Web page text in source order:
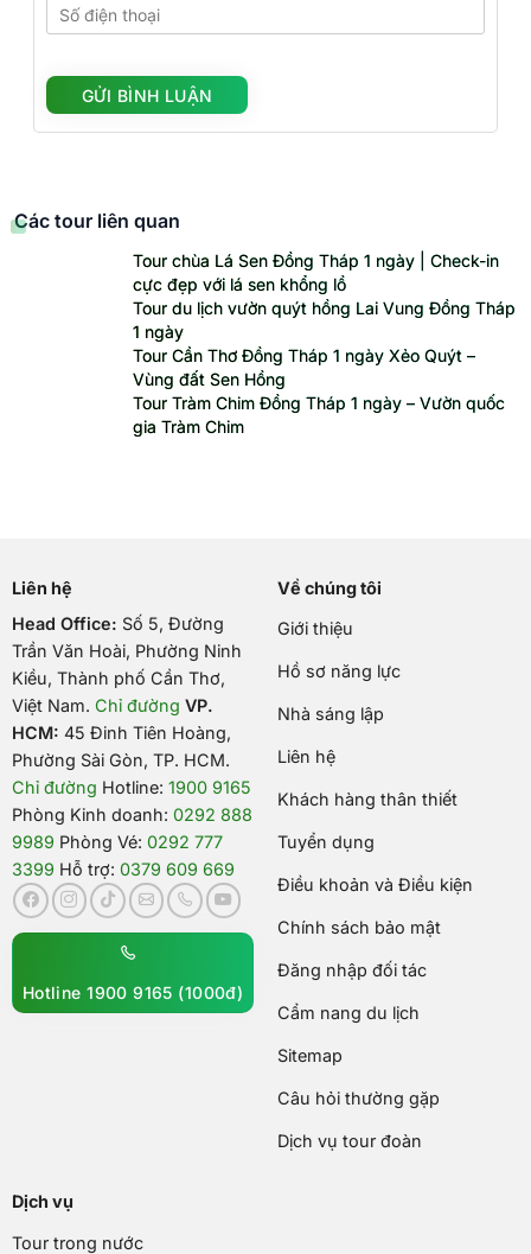
Các tour liên quan
Tour chùa Lá Sen Đồng Tháp 1 ngày | Check-in
cực đẹp với lá sen khổng lồ
Tour du lịch vườn quýt hồng Lai Vung Đồng Tháp
1 ngày
Tour Cần Thơ Đồng Tháp 1 ngày Xẻo Quýt –
Vùng đất Sen Hồng
Tour Tràm Chim Đồng Tháp 1 ngày – Vườn quốc
gia Tràm Chim
Liên hệ
Head Office: Số 5, Đường
Trần Văn Hoài, Phường Ninh
Kiều, Thành phố Cần Thơ,
Việt Nam. Chỉ đường VP.
HCM: 45 Đinh Tiên Hoàng,
Phường Sài Gòn, TP. HCM.
Chỉ đường Hotline: 1900 9165
Phòng Kinh doanh: 0292 888
9989 Phòng Vé: 0292 777
3399 Hỗ trợ: 0379 609 669
Hotline 1900 9165 (1000đ)
Về chúng tôi
Giới thiệu
Hồ sơ năng lực
Nhà sáng lập
Liên hệ
Khách hàng thân thiết
Tuyển dụng
Điều khoản và Điều kiện
Chính sách bảo mật
Đăng nhập đối tác
Cẩm nang du lịch
Sitemap
Câu hỏi thường gặp
Dịch vụ tour đoàn
Dịch vụ
Tour trong nước